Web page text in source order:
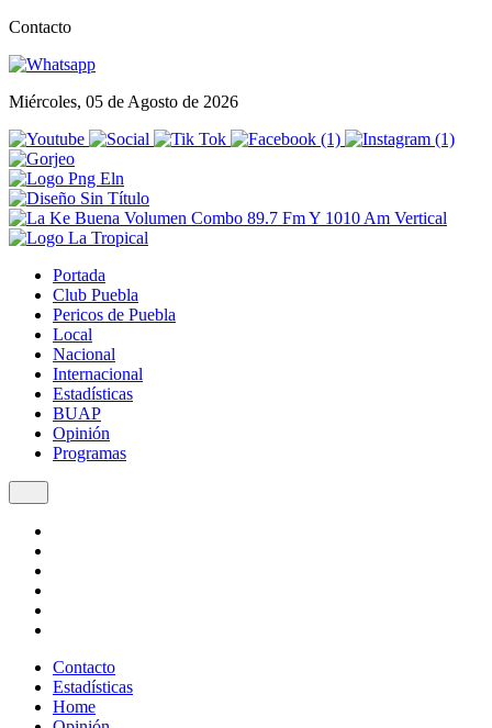
Contacto
Miércoles, 05 de Agosto de 2026
Portada
Club Puebla
Pericos de Puebla
Local
Nacional
Internacional
Estadísticas
BUAP
Opinión
Programas
Contacto
Estadísticas
Home